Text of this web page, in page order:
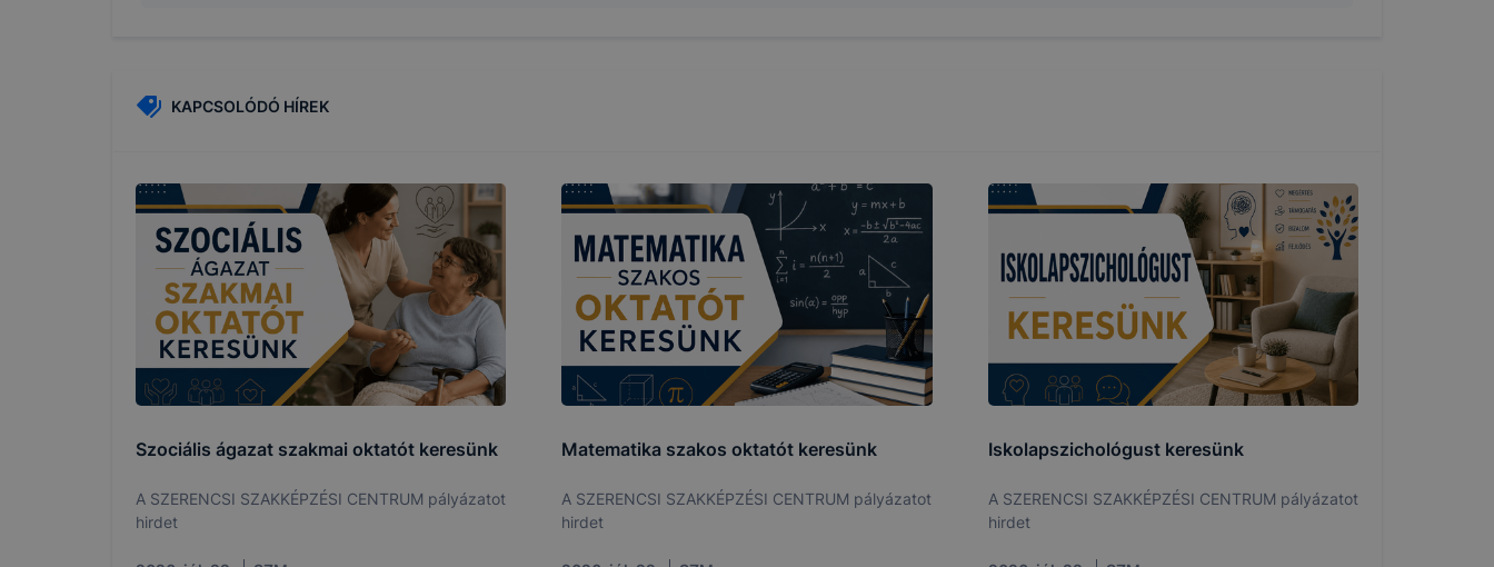
KAPCSOLÓDÓ HÍREK
Szociális ágazat szakmai oktatót keresünk
A SZERENCSI SZAKKÉPZÉSI CENTRUM pályázatot
hirdet
Matematika szakos oktatót keresünk
A SZERENCSI SZAKKÉPZÉSI CENTRUM pályázatot
hirdet
Iskolapszichológust keresünk
A SZERENCSI SZAKKÉPZÉSI CENTRUM pályázatot
hirdet
tervezettől eltérően fog működni böngészőjében.